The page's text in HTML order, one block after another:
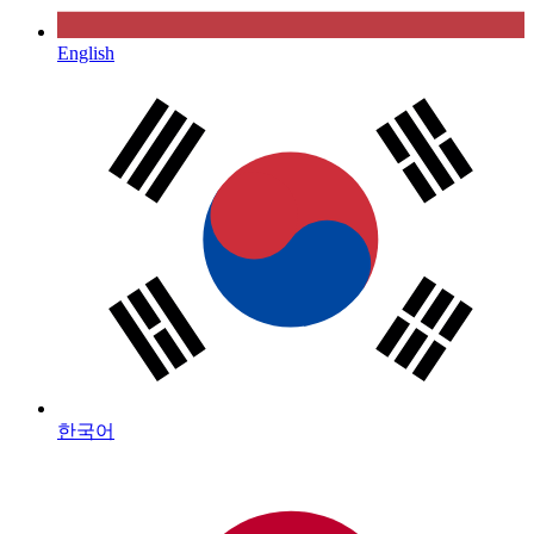
English
한국어